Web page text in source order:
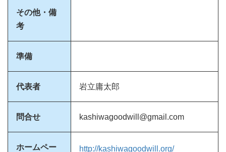
その他・備
考
準備
代表者 岩立庸太郎
問合せ kashiwagoodwill@gmail.com
ホームペー
http://kashiwagoodwill.org/